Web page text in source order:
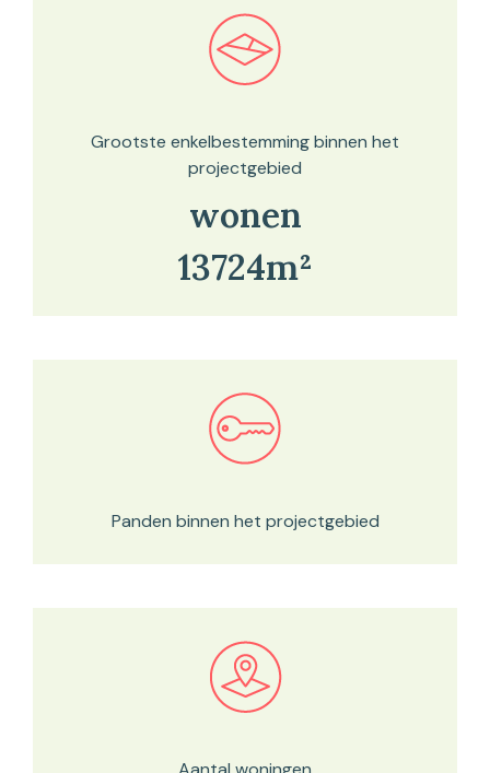
Bekijk in onze kaartviewer
Grootste enkelbestemming binnen het
projectgebied
wonen
13724m²
Bekijk in onze kaartviewer
Panden binnen het projectgebied
Bekijk in onze kaartviewer